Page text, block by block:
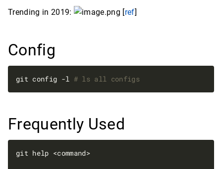
Trending in 2019: [ref]
Config
git config -l # ls all configs
Frequently Used
git help <command>